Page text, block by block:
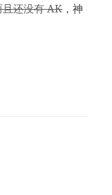
且还没有 AK，神